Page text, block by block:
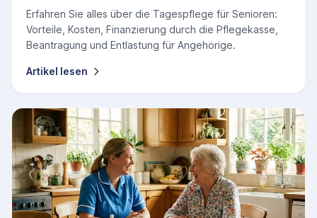
Erfahren Sie alles über die Tagespflege für Senioren:
Vorteile, Kosten, Finanzierung durch die Pflegekasse,
Beantragung und Entlastung für Angehörige.
Artikel lesen